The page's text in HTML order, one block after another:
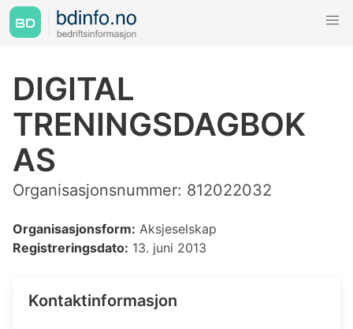
DIGITAL
TRENINGSDAGBOK
AS
Organisasjonsnummer: 812022032
Organisasjonsform: Aksjeselskap
Registreringsdato: 13. juni 2013
Kontaktinformasjon